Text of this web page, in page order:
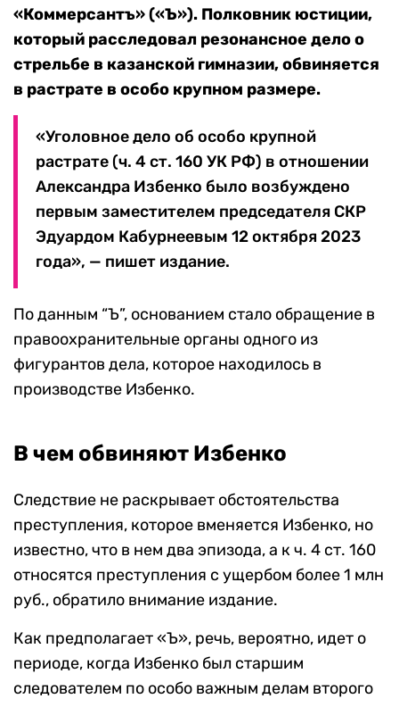
«Коммерсантъ» («Ъ»). Полковник юстиции,
который расследовал резонансное дело о
стрельбе в казанской гимназии, обвиняется
в растрате в особо крупном размере.
«Уголовное дело об особо крупной
растрате (ч. 4 ст. 160 УК РФ) в отношении
Александра Избенко было возбуждено
первым заместителем председателя СКР
Эдуардом Кабурнеевым 12 октября 2023
года», — пишет издание.
По данным “Ъ”, основанием стало обращение в
правоохранительные органы одного из
фигурантов дела, которое находилось в
производстве Избенко.
В чем обвиняют Избенко
Следствие не раскрывает обстоятельства
преступления, которое вменяется Избенко, но
известно, что в нем два эпизода, а к ч. 4 ст. 160
относятся преступления с ущербом более 1 млн
руб., обратило внимание издание.
Как предполагает «Ъ», речь, вероятно, идет о
периоде, когда Избенко был старшим
следователем по особо важным делам второго